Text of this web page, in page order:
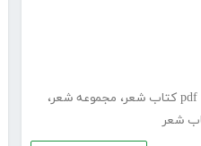
pdf کتاب شعر ، مجموعه شعر،